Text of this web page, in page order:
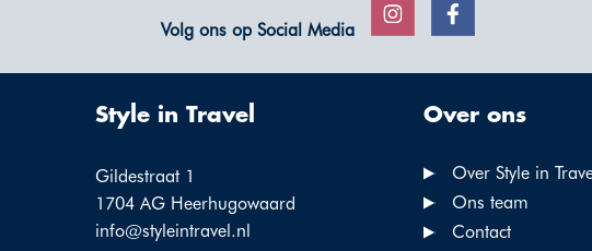
Volg ons op Social Media
Style in Travel
Gildestraat 1
1704 AG Heerhugowaard
info@styleintravel.nl
Over ons
Over Style in
Ons team
Contact